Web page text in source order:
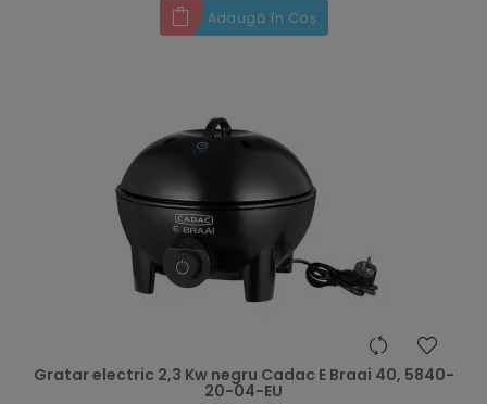
Adaugă în Coș
Gratar electric 2,3 Kw negru Cadac E Braai 40, 5840-
20-04-EU